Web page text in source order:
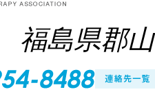
福島県郡